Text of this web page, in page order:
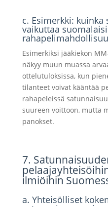
c. Esimerkki: kuinka
vaikuttaa
Esimerkiksi jääkiekon
näkyy muun muassa
ottelutuloksissa, kun
tilanteet voivat kääntää
rahapeleissä
suureen voittoon, mutta
panokset.
7.
ilmiöihin
a. Yhteisölliset